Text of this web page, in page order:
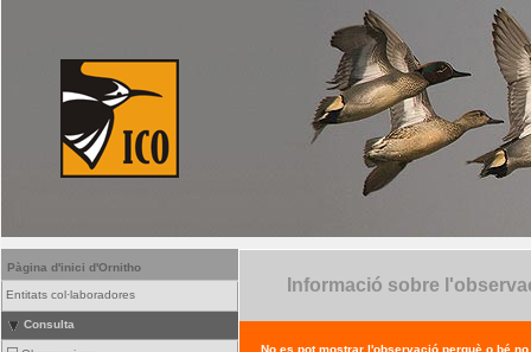
Pàgina d'inici d'Ornitho
Entitats col·laboradores
Consulta
Informació sobre
No es pot mostrar l'observació perquè o bé